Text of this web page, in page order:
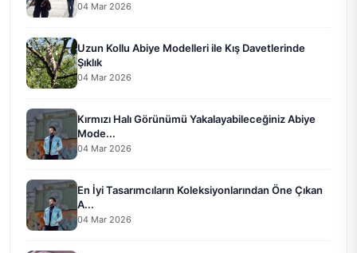
04 Mar 2026
Uzun Kollu Abiye Modelleri ile Kış Davetlerinde
Şıklık
04 Mar 2026
Kırmızı Halı Görünümü Yakalayabileceğiniz Abiye
Mode...
04 Mar 2026
En İyi Tasarımcıların Koleksiyonlarından Öne Çıkan
A...
04 Mar 2026